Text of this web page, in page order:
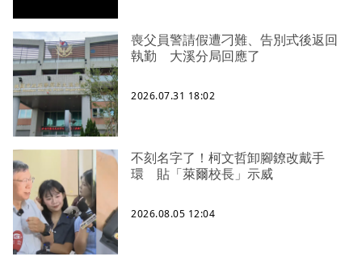
喪父員警請假遭刁難、告別式後返回
執勤 大溪分局回應了
2026.07.31 18:02
不刻名字了！柯文哲卸腳鐐改戴手
環 貼「萊爾校長」示威
2026.08.05 12:04